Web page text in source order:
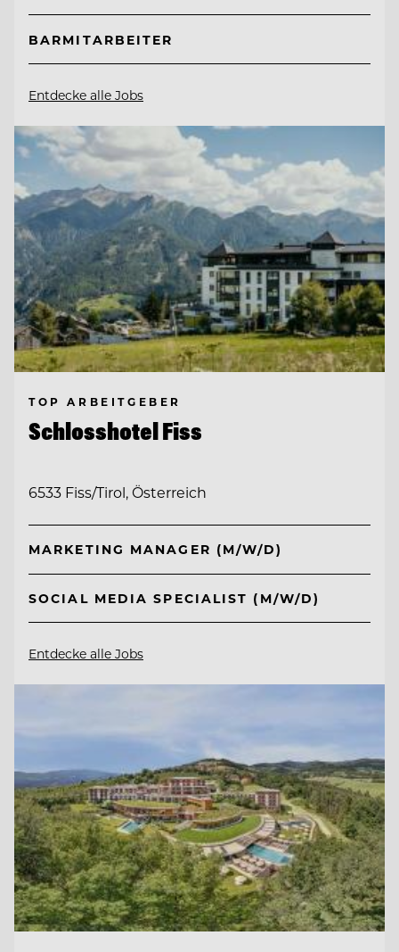
BARMITARBEITER
Entdecke alle Jobs
TOP ARBEITGEBER
Schlosshotel Fiss
6533 Fiss/Tirol, Österreich
MARKETING MANAGER (M/W/D)
SOCIAL MEDIA SPECIALIST (M/W/D)
Entdecke alle Jobs